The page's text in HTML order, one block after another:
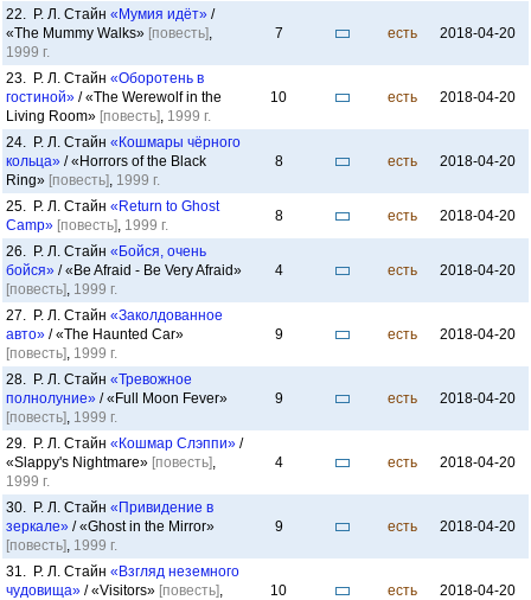
22. Р. Л. Стайн «Мумия идёт» /
«The Mummy Walks» [повесть],
1999 г.
7 есть 2018-04-20
23. Р. Л. Стайн «Оборотень в
гостиной» / «The Werewolf in the
Living Room» [повесть], 1999 г.
10 есть 2018-04-20
24. Р. Л. Стайн «Кошмары чёрного
кольца» / «Horrors of the Black
Ring» [повесть], 1999 г.
8 есть 2018-04-20
25. Р. Л. Стайн «Return to Ghost
Camp» [повесть], 1999 г.
8 есть 2018-04-20
26. Р. Л. Стайн «Бойся, очень
бойся» / «Be Afraid - Be Very Afraid»
[повесть], 1999 г.
4 есть 2018-04-20
27. Р. Л. Стайн «Заколдованное
авто» / «The Haunted Car»
[повесть], 1999 г.
9 есть 2018-04-20
28. Р. Л. Стайн «Тревожное
полнолуние» / «Full Moon Fever»
[повесть], 1999 г.
9 есть 2018-04-20
29. Р. Л. Стайн «Кошмар Слэппи» /
«Slappy's Nightmare» [повесть],
1999 г.
4 есть 2018-04-20
30. Р. Л. Стайн «Привидение в
зеркале» / «Ghost in the Mirror»
[повесть], 1999 г.
9 есть 2018-04-20
31. Р. Л. Стайн «Взгляд неземного
чудовища» / «Visitors» [повесть],
10 есть 2018-04-20